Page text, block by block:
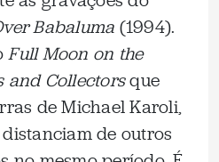
Babaluma (1994).
Full Moon on the
and Collectorsque
de Michael Karoli,
de outros